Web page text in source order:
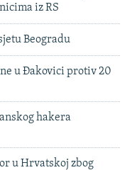
iz RS
Beogradu
u Đakovici protiv 20
hakera
u Hrvatskoj zbog